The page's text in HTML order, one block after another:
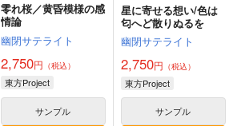
零れ桜／黄昏模様の感
情論
幽閉サテライト
2,750円 （税込）
東方Project
サンプル
星に寄せる想い/色は
匂へど散りぬるを
幽閉サテライト
2,750円 （税込）
東方Project
サンプル